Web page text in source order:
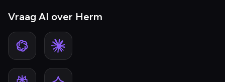
Vraag AI over Herm